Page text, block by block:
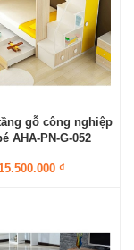
gỗ công nghiệp
AHA-PN-G-052
₫